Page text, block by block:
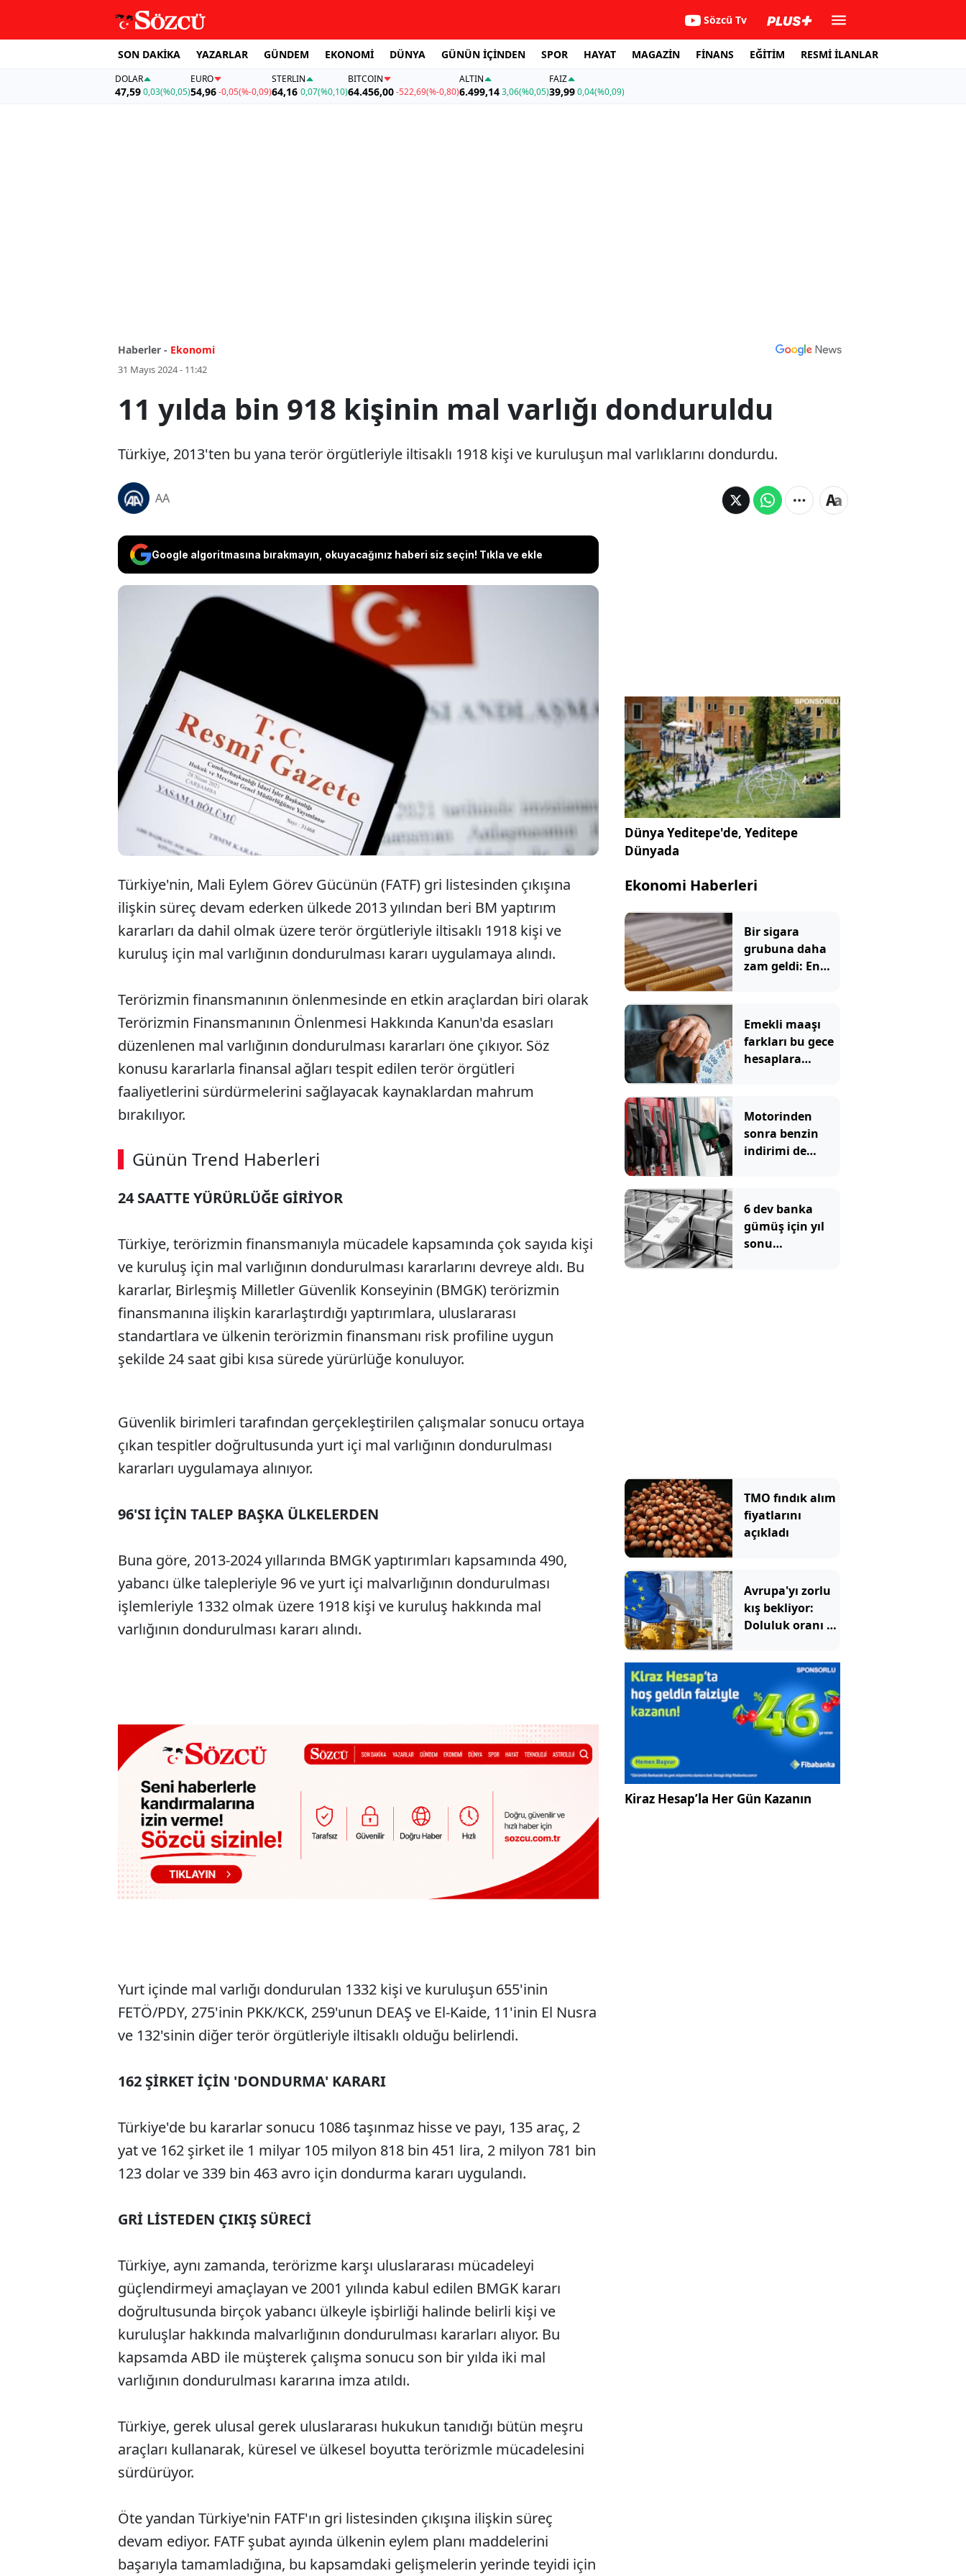
Sözcü Tv
SON DAKİKA YAZARLAR GÜNDEM EKONOMİ DÜNYA GÜNÜN İÇİNDEN SPOR HAYAT MAGAZİN FİNANS EĞİTİM RESMİ İLANLAR
DOLAR
47,590,03(%0,05)
EURO
54,96 -0,05(%-0,09)
STERLIN
64,16 0,07(%0,10)
BITCOIN
64.456,00-522,69(%-0,80)
ALTIN
6.499,143,06(%0,05)
FAİZ
39,990,04(%0,09)
Haberler - Ekonomi
31 Mayıs 2024 - 11:42
11 yılda bin 918 kişinin mal varlığı donduruldu
Türkiye, 2013'ten bu yana terör örgütleriyle iltisaklı 1918 kişi ve kuruluşun mal varlıklarını dondurdu.
AA
Google algoritmasına bırakmayın, okuyacağınız haberi siz seçin! Tıkla ve ekle
Türkiye, 2013'ten bu yana terör örgütleriyle
iltisaklı 1918 kişi ve kuruluşun mal varlıklarını
dondurdu.
Türkiye'nin, Mali Eylem Görev Gücünün (FATF) gri listesinden çıkışına
ilişkin süreç devam ederken ülkede 2013 yılından beri BM yaptırım
kararları da dahil olmak üzere terör örgütleriyle iltisaklı 1918 kişi ve
kuruluş için mal varlığının dondurulması kararı uygulamaya alındı.
Terörizmin finansmanının önlenmesinde en etkin araçlardan biri olarak
Terörizmin Finansmanının Önlenmesi Hakkında Kanun'da esasları
düzenlenen mal varlığının dondurulması kararları öne çıkıyor. Söz
konusu kararlarla finansal ağları tespit edilen terör örgütleri
faaliyetlerini sürdürmelerini sağlayacak kaynaklardan mahrum
bırakılıyor.
Günün Trend Haberleri
24 SAATTE YÜRÜRLÜĞE GİRİYOR
Türkiye, terörizmin finansmanıyla mücadele kapsamında çok sayıda kişi
ve kuruluş için mal varlığının dondurulması kararlarını devreye aldı. Bu
kararlar, Birleşmiş Milletler Güvenlik Konseyinin (BMGK) terörizmin
finansmanına ilişkin kararlaştırdığı yaptırımlara, uluslararası
standartlara ve ülkenin terörizmin finansmanı risk profiline uygun
şekilde 24 saat gibi kısa sürede yürürlüğe konuluyor.
Güvenlik birimleri tarafından gerçekleştirilen çalışmalar sonucu ortaya
çıkan tespitler doğrultusunda yurt içi mal varlığının dondurulması
kararları uygulamaya alınıyor.
96'SI İÇİN TALEP BAŞKA ÜLKELERDEN
Buna göre, 2013-2024 yıllarında BMGK yaptırımları kapsamında 490,
yabancı ülke talepleriyle 96 ve yurt içi malvarlığının dondurulması
işlemleriyle 1332 olmak üzere 1918 kişi ve kuruluş hakkında mal
varlığının dondurulması kararı alındı.
Yurt içinde mal varlığı dondurulan 1332 kişi ve kuruluşun 655'inin
FETÖ/PDY, 275'inin PKK/KCK, 259'unun DEAŞ ve El-Kaide, 11'inin El Nusra
ve 132'sinin diğer terör örgütleriyle iltisaklı olduğu belirlendi.
162 ŞİRKET İÇİN 'DONDURMA' KARARI
Türkiye'de bu kararlar sonucu 1086 taşınmaz hisse ve payı, 135 araç, 2
yat ve 162 şirket ile 1 milyar 105 milyon 818 bin 451 lira, 2 milyon 781 bin
123 dolar ve 339 bin 463 avro için dondurma kararı uygulandı.
GRİ LİSTEDEN ÇIKIŞ SÜRECİ
Türkiye, aynı zamanda, terörizme karşı uluslararası mücadeleyi
güçlendirmeyi amaçlayan ve 2001 yılında kabul edilen BMGK kararı
doğrultusunda birçok yabancı ülkeyle işbirliği halinde belirli kişi ve
kuruluşlar hakkında malvarlığının dondurulması kararları alıyor. Bu
kapsamda ABD ile müşterek çalışma sonucu son bir yılda iki mal
varlığının dondurulması kararına imza atıldı.
Türkiye, gerek ulusal gerek uluslararası hukukun tanıdığı bütün meşru
araçları kullanarak, küresel ve ülkesel boyutta terörizmle mücadelesini
sürdürüyor.
Öte yandan Türkiye'nin FATF'ın gri listesinden çıkışına ilişkin süreç
devam ediyor. FATF şubat ayında ülkenin eylem planı maddelerini
başarıyla tamamladığına, bu kapsamdaki gelişmelerin yerinde teyidi için
Dünya Yeditepe'de, Yeditepe
Dünyada
Ekonomi Haberleri
Bir sigara
grubuna daha
zam geldi: En
Emekli maaşı
farkları bu gece
hesaplara
Motorinden
sonra benzin
indirimi de
6 dev banka
gümüş için yıl
sonu
TMO fındık alım
fiyatlarını
açıkladı
Avrupa'yı zorlu
kış bekliyor:
Doluluk oranı 15
düşüğünde
Kiraz Hesap’la Her Gün Kazanın